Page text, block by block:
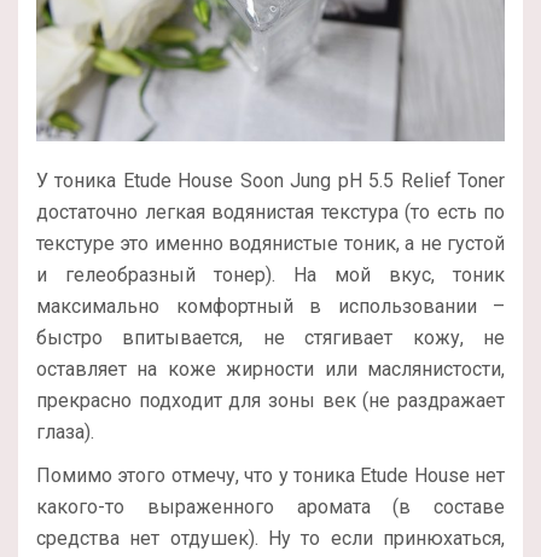
У тоника Etude House Soon Jung pH 5.5 Relief Toner
достаточно легкая водянистая текстура (то есть по
текстуре это именно водянистые тоник, а не густой
и гелеобразный тонер). На мой вкус, тоник
максимально комфортный в использовании –
быстро впитывается, не стягивает кожу, не
оставляет на коже жирности или маслянистости,
прекрасно подходит для зоны век (не раздражает
глаза).
Помимо этого отмечу, что у тоника Etude House нет
какого-то выраженного аромата (в составе
средства нет отдушек). Ну то если принюхаться,